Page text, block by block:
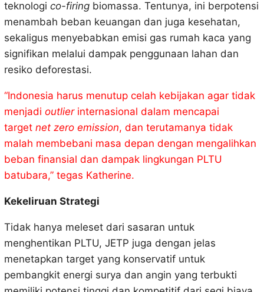
teknologi co-firingbiomassa. Tentunya, ini berpotensi
menambah beban keuangan dan juga kesehatan,
sekaligus menyebabkan emisi gas rumah kaca yang
signifikan melalui dampak penggunaan lahan dan
resiko deforestasi.
“Indonesia harus menutup celah kebijakan agar tidak
menjadi outlierinternasional dalam mencapai
target net zero emission, dan terutamanya tidak
malah membebani masa depan dengan mengalihkan
beban finansial dan dampak lingkungan PLTU
batubara,” tegas Katherine.
Kekeliruan Strategi
Tidak hanya meleset dari sasaran untuk
menghentikan PLTU, JETP juga dengan jelas
menetapkan target yang konservatif untuk
pembangkit energi surya dan angin yang terbukti